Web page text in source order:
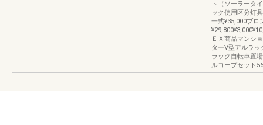
ト（ソーラータ
ック使用区分灯
一式¥35,000ブ
ＥＸ商品マンシ
ターV型アルラ
ラック自転車置
ルコーブセット